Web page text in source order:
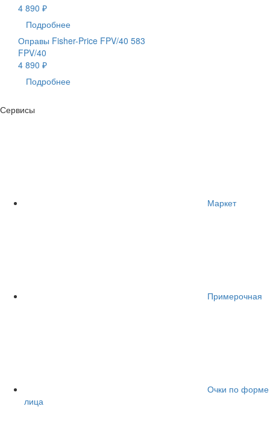
4 890 ₽
Подробнее
Оправы Fisher-Price FPV/40 583
FPV/40
4 890 ₽
Подробнее
Сервисы
Маркет
Примерочная
Очки по форме
лица